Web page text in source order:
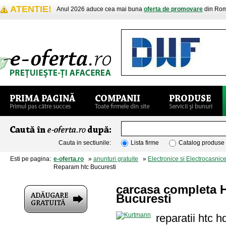
ATENTIE! Anul 2026 aduce cea mai buna oferta de promovare din
Cauta in sectiunile: Lista firme Catalog produse
Esti pe pagina: e-oferta.ro » anunturi gratuite » Electronice si Electrocasnice
Reparam htc Bucuresti
carcasa completa
Bucuresti
reparatii htc